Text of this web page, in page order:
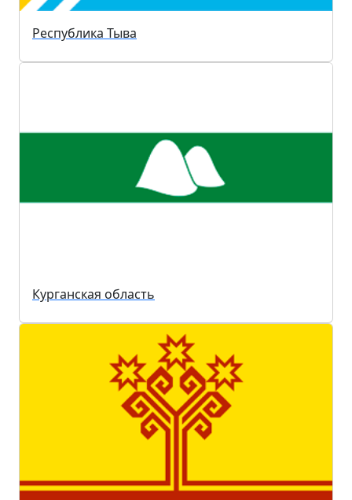
Республика Тыва
Курганская область